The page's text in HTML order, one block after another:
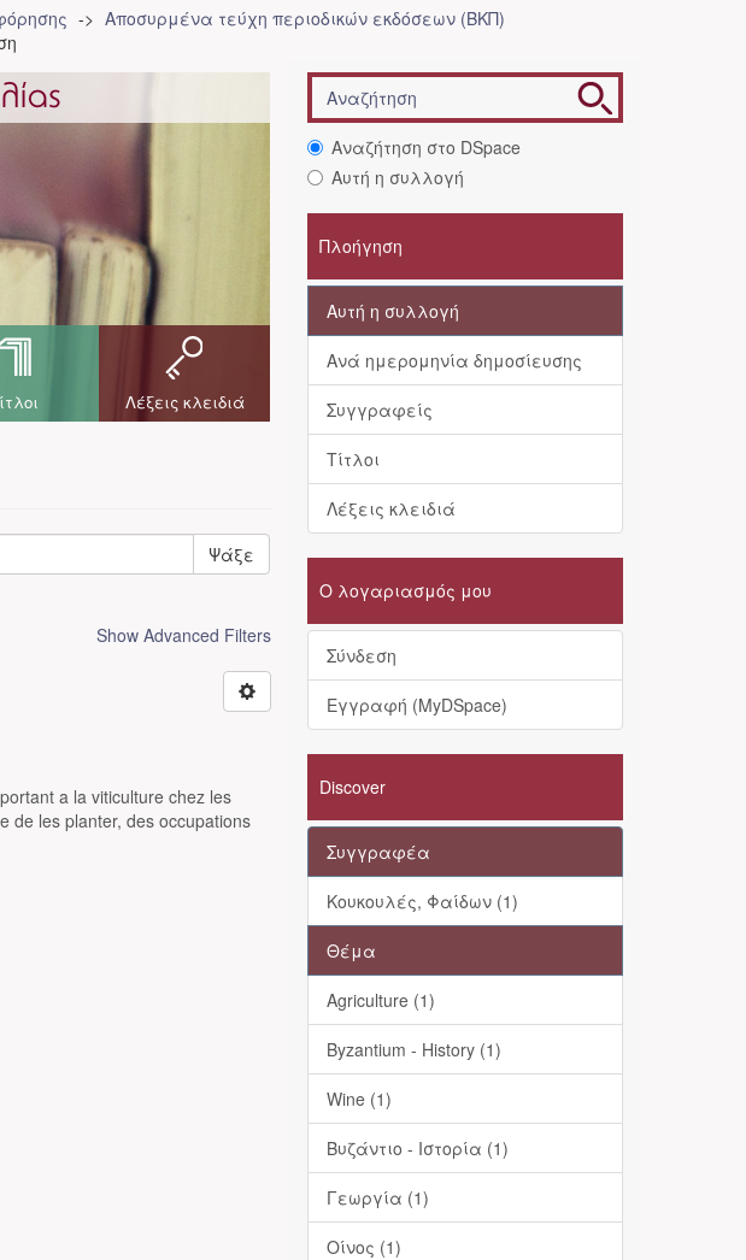
Αποσυρμένα τεύχη περιοδικών εκδόσεων (ΒΚΠ)
Λέξεις κλειδιά
Ψάξε
Show Advanced Filters
a la viticulture chez les
de les planter, des occupations
Αναζήτηση στο DSpace
Αυτή η συλλογή
Πλοήγηση
Αυτή η συλλογή
Ανά ημερομηνία δημοσίευσης
Συγγραφείς
Τίτλοι
Λέξεις κλειδιά
Ο λογαριασμός μου
Σύνδεση
Εγγραφή (MyDSpace)
Discover
Συγγραφέα
Κουκουλές, Φαίδων (1)
Θέμα
Agriculture (1)
Byzantium - History (1)
Wine (1)
Βυζάντιο - Ιστορία (1)
Γεωργία (1)
Οίνος (1)